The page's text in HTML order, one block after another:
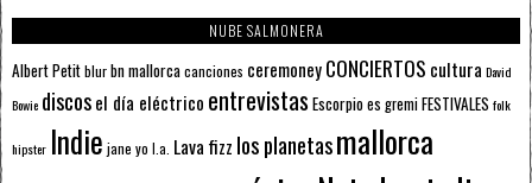
NUBE SALMONERA
Albert Petitblurbn mallorcacanciones ceremoneyCONCIERTOS cultura David
Bowie discosel día eléctrico entrevistas Escorpioes gremiFESTIVALES folk
hipster Indie jane yo l.a. Lava fizz los planetasmallorca